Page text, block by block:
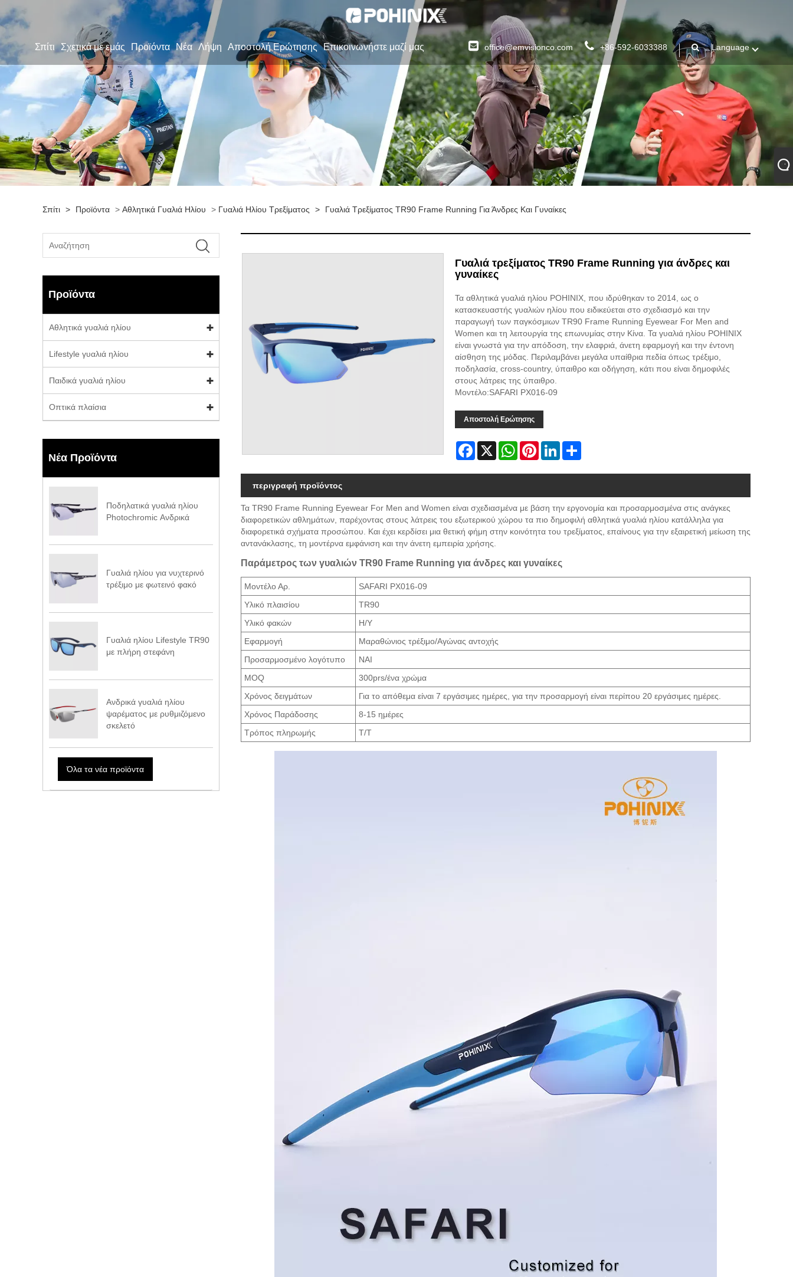
Σπίτι Σχετικά με εμάς Προϊόντα Νέα Λήψη Αποστολή Ερώτησης Επικοινωνήστε μαζί μας office@emvisionco.com +86-592-6033388 Language
Σπίτι > Προϊόντα > Αθλητικά Γυαλιά Ηλίου > Γυαλιά Ηλίου Τρεξίματος > Γυαλιά Τρεξίματος TR90 Frame Running Για Άνδρες Και Γυναίκες
Προϊόντα
Αθλητικά γυαλιά ηλίου
Lifestyle γυαλιά ηλίου
Παιδικά γυαλιά ηλίου
Οπτικά πλαίσια
Νέα Προϊόντα
Ποδηλατικά γυαλιά ηλίου
Photochromic Ανδρικά
Γυαλιά ηλίου για νυχτερινό
τρέξιμο με φωτεινό φακό
Γυαλιά ηλίου Lifestyle TR90
με πλήρη στεφάνη
Ανδρικά γυαλιά ηλίου
ψαρέματος με ρυθμιζόμενο
σκελετό
Όλα τα νέα προϊόντα
Γυαλιά τρεξίματος TR90 Frame Running για άνδρες και
γυναίκες
Τα αθλητικά γυαλιά ηλίου POHINIX, που ιδρύθηκαν το 2014, ως ο
κατασκευαστής γυαλιών ηλίου που ειδικεύεται στο σχεδιασμό και την
παραγωγή των παγκόσμιων TR90 Frame Running Eyewear For Men and
Women και τη λειτουργία της επωνυμίας στην Κίνα. Τα γυαλιά ηλίου POHINIX
είναι γνωστά για την απόδοση, την ελαφριά, άνετη εφαρμογή και την έντονη
αίσθηση της μόδας. Περιλαμβάνει μεγάλα υπαίθρια πεδία όπως τρέξιμο,
ποδηλασία, cross-country, ύπαιθρο και οδήγηση, κάτι που είναι δημοφιλές
στους λάτρεις της ύπαιθρο.
Μοντέλο:SAFARI PX016-09
Αποστολή Ερώτησης
Facebook
X WhatsAppPinterestLinkedInShare
περιγραφή προϊόντος
Τα TR90 Frame Running Eyewear For Men and Women είναι σχεδιασμένα με βάση την εργονομία και προσαρμοσμένα στις ανάγκες
διαφορετικών αθλημάτων, παρέχοντας στους λάτρεις του εξωτερικού χώρου τα πιο δημοφιλή αθλητικά γυαλιά ηλίου κατάλληλα για
διαφορετικά σχήματα προσώπου. Και έχει κερδίσει μια θετική φήμη στην κοινότητα του τρεξίματος, επαίνους για την εξαιρετική μείωση της
αντανάκλασης, τη μοντέρνα εμφάνιση και την άνετη εμπειρία χρήσης.
Παράμετρος των γυαλιών TR90 Frame Running για άνδρες και γυναίκες
Μοντέλο Αρ.
SAFARI PX016-09
Υλικό πλαισίου
TR90
Υλικό φακών
Η/Υ
Εφαρμογή
Μαραθώνιος τρέξιμο/Αγώνας αντοχής
Προσαρμοσμένο λογότυπο
ΝΑΙ
MOQ
300prs/ένα χρώμα
Χρόνος δειγμάτων
Για το απόθεμα είναι 7 εργάσιμες ημέρες, για την προσαρμογή είναι περίπου 20 εργάσιμες ημέρες.
Χρόνος Παράδοσης
8-15 ημέρες
Τρόπος πληρωμής
T/T